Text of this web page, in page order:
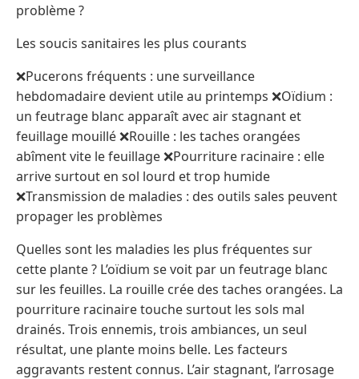
problème ?
Les soucis sanitaires les plus courants
❌Pucerons fréquents : une surveillance
hebdomadaire devient utile au printemps ❌Oïdium :
un feutrage blanc apparaît avec air stagnant et
feuillage mouillé ❌Rouille : les taches orangées
abîment vite le feuillage ❌Pourriture racinaire : elle
arrive surtout en sol lourd et trop humide
❌Transmission de maladies : des outils sales peuvent
propager les problèmes
Quelles sont les maladies les plus fréquentes sur
cette plante ? L’oïdium se voit par un feutrage blanc
sur les feuilles. La rouille crée des taches orangées. La
pourriture racinaire touche surtout les sols mal
drainés. Trois ennemis, trois ambiances, un seul
résultat, une plante moins belle. Les facteurs
aggravants restent connus. L’air stagnant, l’arrosage